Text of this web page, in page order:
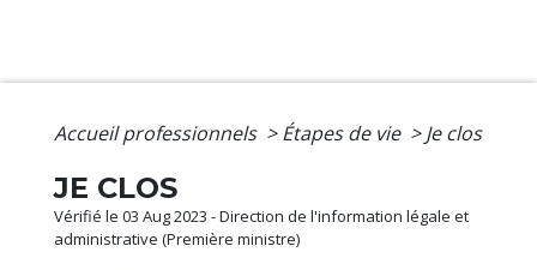
Accueil professionnels > Étapes de vie > Je clos
JE CLOS
Vérifié le 03 Aug 2023 - Direction de l'information légale et
administrative (Première ministre)